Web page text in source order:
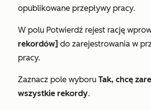
opublikowane przepływy pracy.
W polu Potwierdź rejest rację
rekordów] do zarejestrowania w
pracy.
Zaznacz pole wyboru Tak, chcę
wszystkie rekordy.